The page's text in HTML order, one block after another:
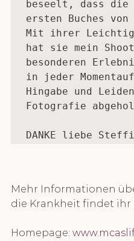
beseelt, dass die
ersten Buches
Mit ihrer
hat sie mein
besonderen
in jeder
Hingabe und
Fotografie
DANKE liebe
Mehr Informationen
die Krankheit findet ihr
Homepage: